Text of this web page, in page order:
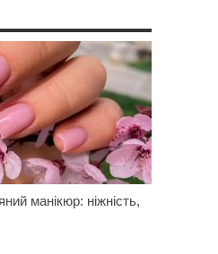
манікюр: ніжність,